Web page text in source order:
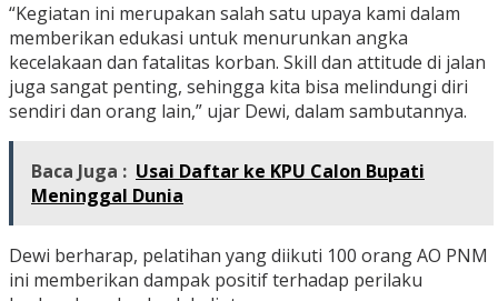
“Kegiatan ini merupakan salah satu upaya kami dalam
memberikan edukasi untuk menurunkan angka
kecelakaan dan fatalitas korban. Skill dan attitude di jalan
juga sangat penting, sehingga kita bisa melindungi diri
sendiri dan orang lain,” ujar Dewi, dalam sambutannya.
Baca Juga : Usai Daftar ke KPU Calon Bupati
Meninggal Dunia
Dewi berharap, pelatihan yang diikuti 100 orang AO PNM
ini memberikan dampak positif terhadap perilaku